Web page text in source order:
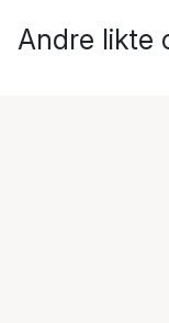
Andre likte